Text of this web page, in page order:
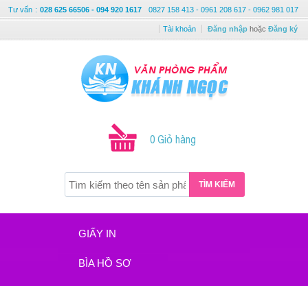
Tư vấn : 028 625 66506 - 094 920 1617 0827 158 413 - 0961 208 617 - 0962 981 017
Tài khoản Đăng nhập hoặc Đăng ký
0 Giỏ hàng
TÌM KIẾM
GIẤY IN
BÌA HỒ SƠ